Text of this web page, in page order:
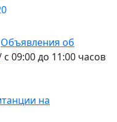
Объявления об
с 09:00 до 11:00 часов
на